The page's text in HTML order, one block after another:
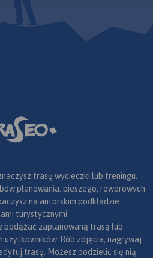
trasę wycieczki lub treningu.
planowania: pieszego, rowerowych
na autorskim podkładzie
turystycznymi.
podążać zaplanowaną trasą lub
użytkowników. Rób zdjęcia, nagrywaj
trasę. Możesz podzielić się nią